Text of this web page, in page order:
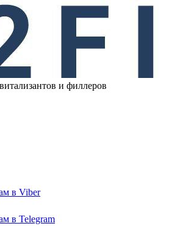
и филлеров
в Viber
в Telegram